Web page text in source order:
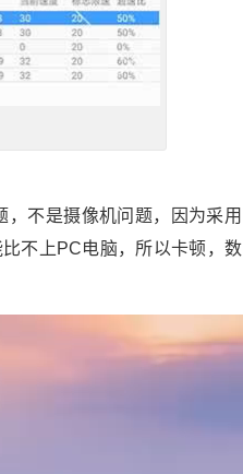
不是摄像机问题，因为采用
不上PC电脑，所以卡顿，数